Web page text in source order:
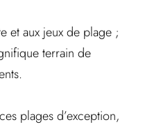
et aux jeux de plage ;
terrain de
plages d’exception,